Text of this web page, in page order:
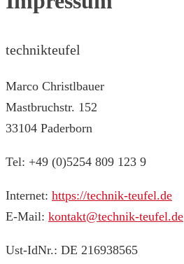
technikteufel
Marco Christlbauer
Mastbruchstr. 152
33104 Paderborn
Tel: +49 (0)5254 809 123 9
Internet: https://technik-teufel.de
E-Mail: kontakt@technik-teufel.de
Ust-IdNr.: DE 216938565